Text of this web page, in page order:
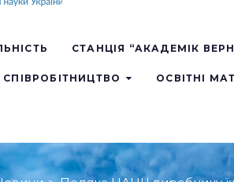
СТАНЦІЯ “АКАДЕМІК
ОСВІТНІ